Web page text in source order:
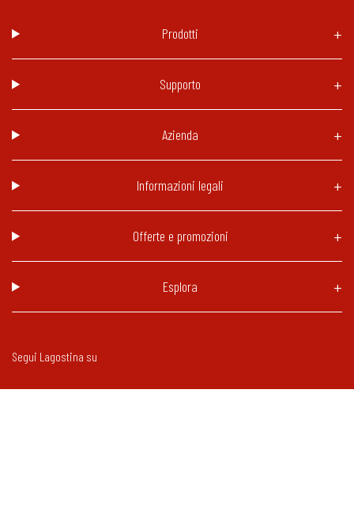
Prodotti
Supporto
Azienda
Informazioni legali
Offerte e promozioni
Esplora
Segui Lagostina su